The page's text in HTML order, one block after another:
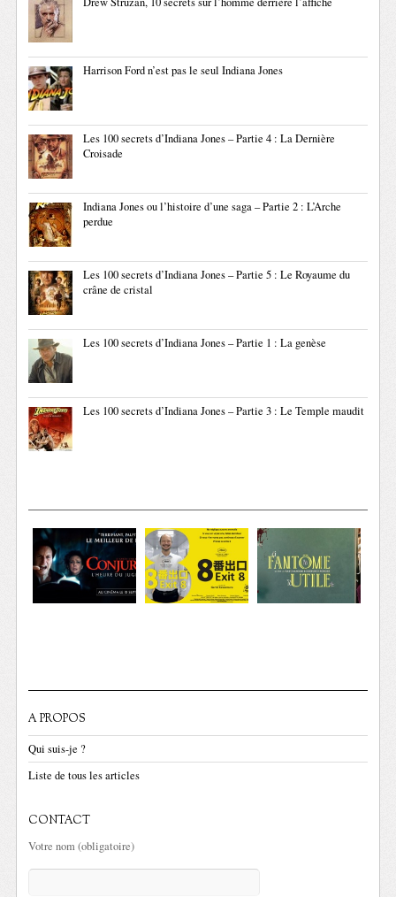
Harrison Ford n’est pas le seul Indiana Jones
Les 100 secrets d’Indiana Jones – Partie 4 : La Dernière
Croisade
Indiana Jones ou l’histoire d’une saga – Partie 2 : L’Arche
perdue
Les 100 secrets d’Indiana Jones – Partie 5 : Le Royaume du
crâne de cristal
Les 100 secrets d’Indiana Jones – Partie 1 : La genèse
Les 100 secrets d’Indiana Jones – Partie 3 : Le Temple maudit
A PROPOS
Qui suis-je ?
Liste de tous les articles
CONTACT
Votre nom (obligatoire)